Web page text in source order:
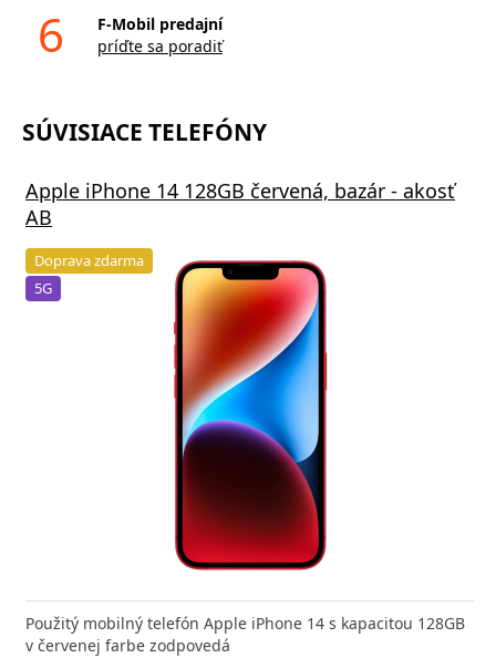
6
F-Mobil predajní
príďte sa poradiť
SÚVISIACE TELEFÓNY
Apple iPhone 14 128GB červená, bazár - akosť
AB
Doprava zdarma
5G
Použitý mobilný telefón Apple iPhone 14 s kapacitou 128GB
v červenej farbe zodpovedá